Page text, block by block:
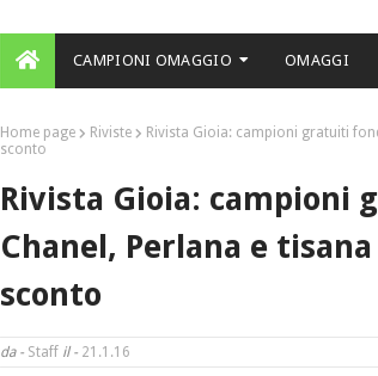
CAMPIONI OMAGGIO OMAGGI
Home page Riviste
Rivista Gioia: campioni gratuiti
sconto
Rivista Gioia:
Chanel, Perlana e
sconto
da - Staff il - 21.1.16